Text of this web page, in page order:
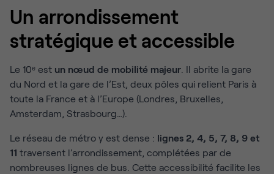
Un arrondissement
stratégique et accessible
Le 10ᵉ est un nœud de mobilité majeur . Il abrite la gare
du Nord et la gare de l’Est, deux pôles qui relient Paris à
toute la France et à l’Europe (Londres, Bruxelles,
Amsterdam, Strasbourg…).
Le réseau de métro y est dense : lignes 2, 4, 5, 7, 8, 9 et
11 traversent l’arrondissement, complétées par de
nombreuses lignes de bus. Cette accessibilité facilite les